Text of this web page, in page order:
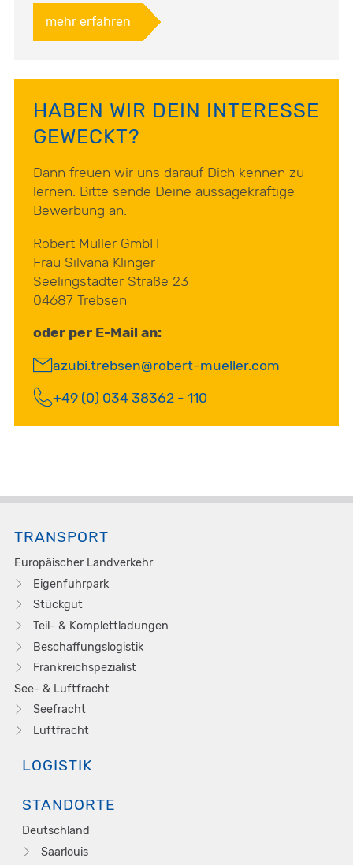
mehr erfahren
HABEN WIR DEIN INTERESSE
GEWECKT?
Dann freuen wir uns darauf Dich kennen zu
lernen. Bitte sende Deine aussagekräftige
Bewerbung an:
Robert Müller GmbH
Frau Silvana Klinger
Seelingstädter Straße 23
04687 Trebsen
oder per E-Mail an:
azubi.trebsen@robert-mueller.com
+49 (0) 034 38362 - 110
TRANSPORT
Europäischer Landverkehr
Eigenfuhrpark
Stückgut
Teil- & Komplettladungen
Beschaffungslogistik
Frankreichspezialist
See- & Luftfracht
Seefracht
Luftfracht
LOGISTIK
STANDORTE
Deutschland
Saarlouis